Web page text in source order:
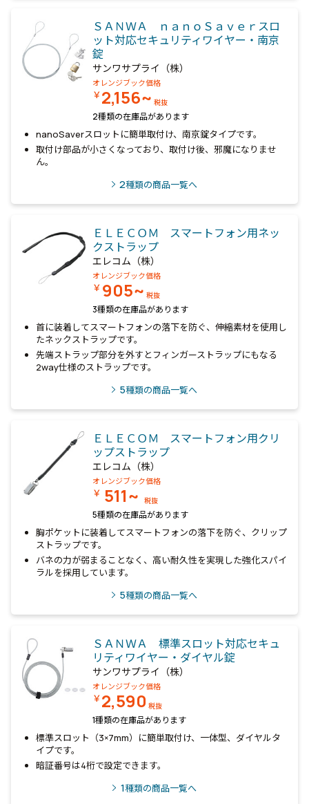
ＳＡＮＷＡ ｎａｎｏＳａｖｅｒスロ
ット対応セキュリティワイヤー・南京
錠
サンワサプライ（株）
オレンジブック価格
￥2,156~ 税抜
2種類の在庫品があります
nanoSaverスロットに簡単取付け、南京錠タイプです。
取付け部品が小さくなっており、取付け後、邪魔になりませ
ん。
2種類の商品一覧へ
ＥＬＥＣＯＭ スマートフォン用ネッ
クストラップ
エレコム（株）
オレンジブック価格
￥ 905~ 税抜
3種類の在庫品があります
首に装着してスマートフォンの落下を防ぐ、伸縮素材を使用し
たネックストラップです。
先端ストラップ部分を外すとフィンガーストラップにもなる
2way仕様のストラップです。
5種類の商品一覧へ
ＥＬＥＣＯＭ スマートフォン用クリ
ップストラップ
エレコム（株）
オレンジブック価格
￥ 511~ 税抜
5種類の在庫品があります
胸ポケットに装着してスマートフォンの落下を防ぐ、クリップ
ストラップです。
バネの力が弱まることなく、高い耐久性を実現した強化スパイ
ラルを採用しています。
5種類の商品一覧へ
ＳＡＮＷＡ 標準スロット対応セキュ
リティワイヤー・ダイヤル錠
サンワサプライ（株）
オレンジブック価格
￥2,590 税抜
1種類の在庫品があります
標準スロット（3×7mm）に簡単取付け、一体型、ダイヤルタ
イプです。
暗証番号は4桁で設定できます。
1種類の商品一覧へ